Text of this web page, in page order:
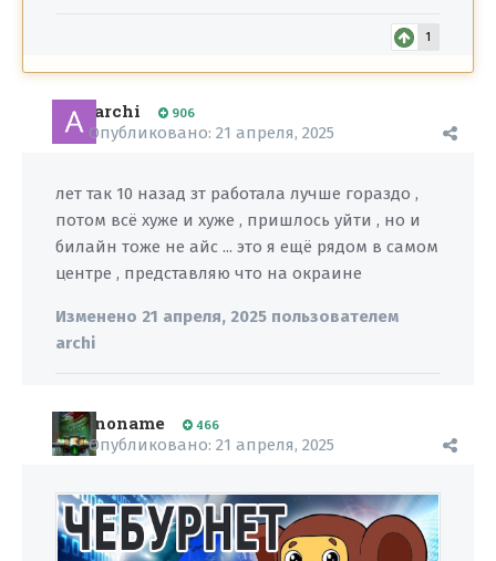
1
archi 906
Опубликовано: 21 апреля, 2025
лет так 10 назад зт работала лучше гораздо ,
потом всё хуже и хуже , пришлось уйти , но и
билайн тоже не айс ... это я ещё рядом в самом
центре , представляю что на окраине
Изменено 21 апреля, 2025 пользователем
archi
noname 466
Опубликовано: 21 апреля, 2025